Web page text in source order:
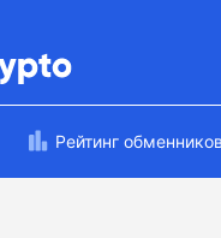
Рейтинг обменников